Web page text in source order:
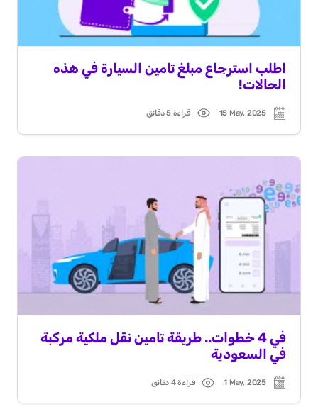
اطلب استرجاع مبلغ تامين السيارة في هذه
الحالات!
Post
date
15 May, 2025
Read
time
قراءة 5 دقائق
في 4 خطوات.. طريقة تامين نقل ملكية مركبة
في السعودية
Post
1 May, 2025
Read
قراءة 4 دقائق